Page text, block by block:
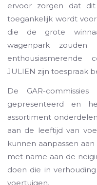
ervoor zorgen dat
toegankelijk wordt
die de grote
wagenpark
enthousiasmerende
JULIEN zijn toespraak
De GAR-
gepresenteerd en
assortiment
aan de leeftijd van
kunnen aanpassen
met name aan de
doen die in
voertuigen.